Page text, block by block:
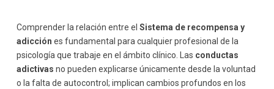
Desequilibrio entre recompensa y control
El craving: una manifestación del sistema de
Implicaciones clínicas para la intervención psicológica
Reducción de la culpabilización
Comprender la relación entre el Sistema de recompensa y
adicción es fundamental para cualquier profesional de la
psicología que trabaje en el ámbito clínico. Las conductas
adictivas no pueden explicarse únicamente desde la voluntad
o la falta de autocontrol; implican cambios profundos en los